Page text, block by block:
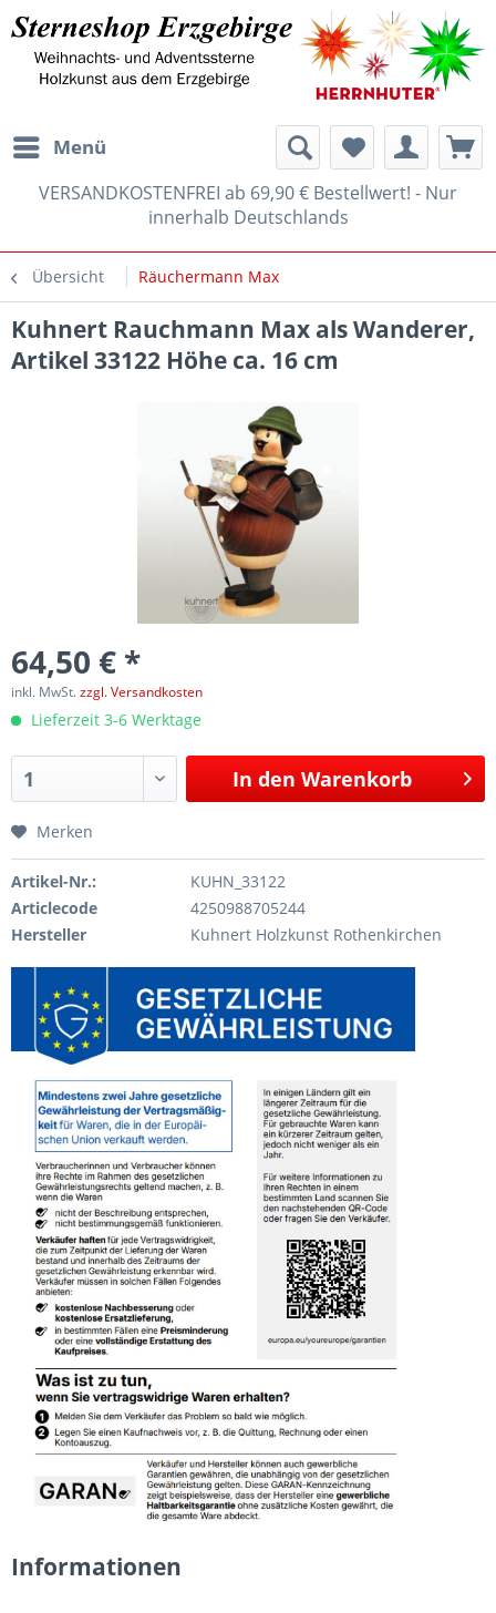
Menü
VERSANDKOSTENFREI ab 69,90 € Bestellwert! - Nur
innerhalb Deutschlands
Übersicht Räuchermann Max
Kuhnert Rauchmann Max als Wanderer,
Artikel 33122 Höhe ca. 16 cm
64,50 € *
inkl. MwSt.zzgl. Versandkosten
Lieferzeit 3-6 Werktage
In den Warenkorb
Merken
Artikel-Nr.:
KUHN_33122
Articlecode
4250988705244
Hersteller
Kuhnert Holzkunst Rothenkirchen
Informationen